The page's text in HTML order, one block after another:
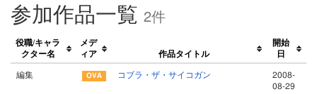
参加作品一覧 2件
役職/キャラ
クター名
メデ
ィア
作品タイトル
開始
日
編集 コブラ・ザ・サイコガン
2008-
08-29